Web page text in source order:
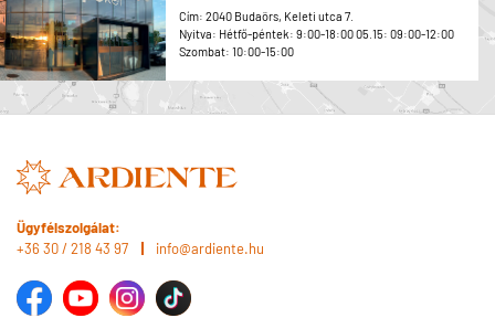
Cím: 2040 Budaörs, Keleti utca 7.
Nyitva: Hétfő-péntek: 9:00-18:00 05.15: 09:00-12:00
Szombat: 10:00-15:00
Ügyfélszolgálat:
+36 30 / 218 43 97
info@ardiente.hu